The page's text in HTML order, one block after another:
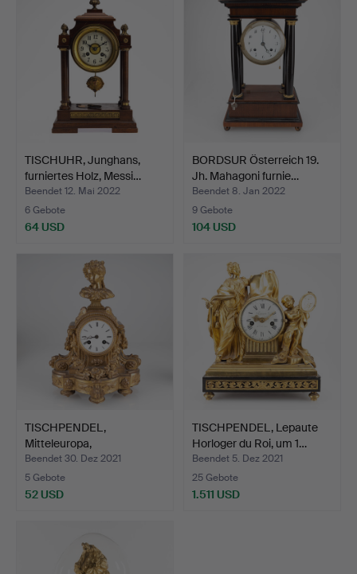
TISCHUHR, Junghans,
furniertes Holz, Messi…
Beendet 12. Mai 2022
6 Gebote
64 USD
BORDSUR Österreich 19.
Jh. Mahagoni furnie…
Beendet 8. Jan 2022
9 Gebote
104 USD
TISCHPENDEL,
Mitteleuropa,
Jahrhundertwend…
Beendet 30. Dez 2021
5 Gebote
52 USD
TISCHPENDEL, Lepaute
Horloger du Roi, um 1…
Beendet 5. Dez 2021
25 Gebote
1.511 USD